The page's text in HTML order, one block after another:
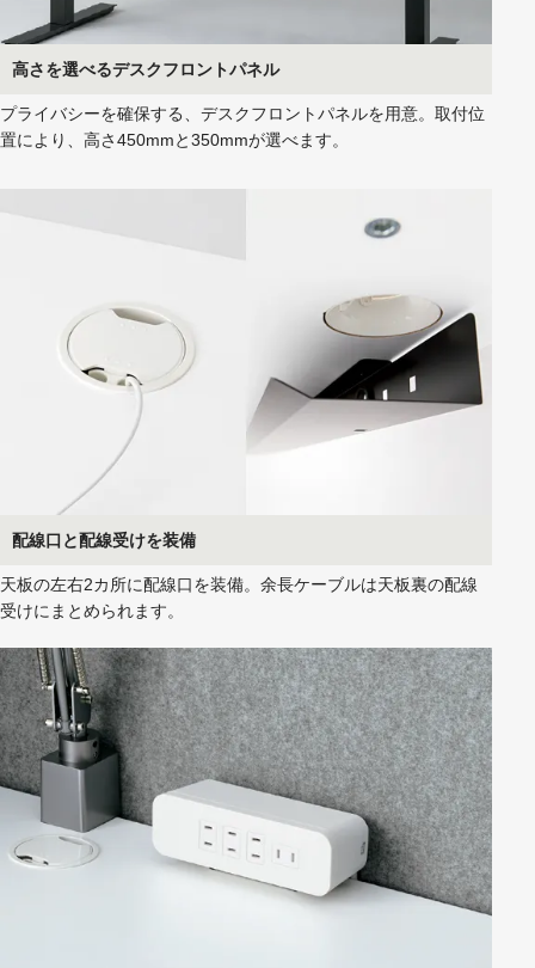
高さを選べるデスクフロントパネル
プライバシーを確保する、デスクフロントパネルを用意。取付位
置により、高さ450mmと350mmが選べます。
配線口と配線受けを装備
天板の左右2カ所に配線口を装備。余長ケーブルは天板裏の配線
受けにまとめられます。